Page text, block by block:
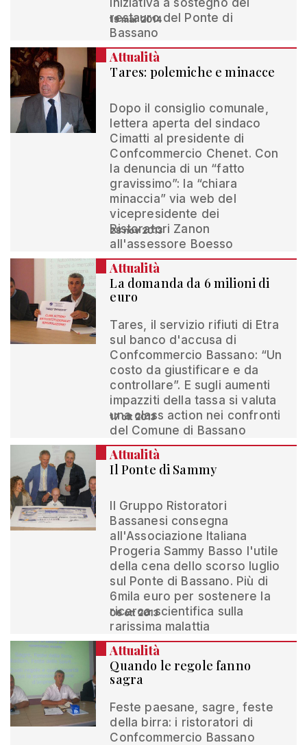
iniziativa a sostegno del
restauro del Ponte di
Bassano
19 mar 2014
Attualità
Tares: polemiche e minacce
Dopo il consiglio comunale,
lettera aperta del sindaco
Cimatti al presidente di
Confcommercio Chenet. Con
la denuncia di un “fatto
gravissimo”: la “chiara
minaccia” via web del
vicepresidente dei
Ristoratori Zanon
all'assessore Boesso
28 nov 2013
Attualità
La domanda da 6 milioni di
euro
Tares, il servizio rifiuti di Etra
sul banco d'accusa di
Confcommercio Bassano: “Un
costo da giustificare e da
controllare”. E sugli aumenti
impazziti della tassa si valuta
una class action nei confronti
del Comune di Bassano
17 ott 2013
Attualità
Il Ponte di Sammy
Il Gruppo Ristoratori
Bassanesi consegna
all'Associazione Italiana
Progeria Sammy Basso l'utile
della cena dello scorso luglio
sul Ponte di Bassano. Più di
6mila euro per sostenere la
ricerca scientifica sulla
rarissima malattia
06 ott 2013
Attualità
Quando le regole fanno
sagra
Feste paesane, sagre, feste
della birra: i ristoratori di
Confcommercio Bassano